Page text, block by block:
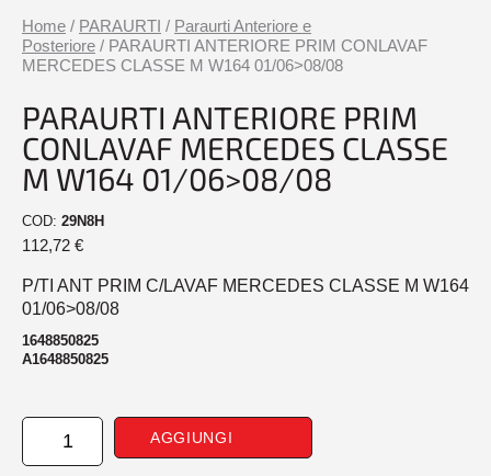
Home / PARAURTI / Paraurti Anteriore e
Posteriore / PARAURTI ANTERIORE PRIM CONLAVAF
MERCEDES CLASSE M W164 01/06>08/08
PARAURTI ANTERIORE PRIM
CONLAVAF MERCEDES CLASSE
M W164 01/06>08/08
COD: 29N8H
112,72 €
P/TI ANT PRIM C/LAVAF MERCEDES CLASSE M W164
01/06>08/08
1648850825
A1648850825
PARAURTI
ANTERIORE
AGGIUNGI